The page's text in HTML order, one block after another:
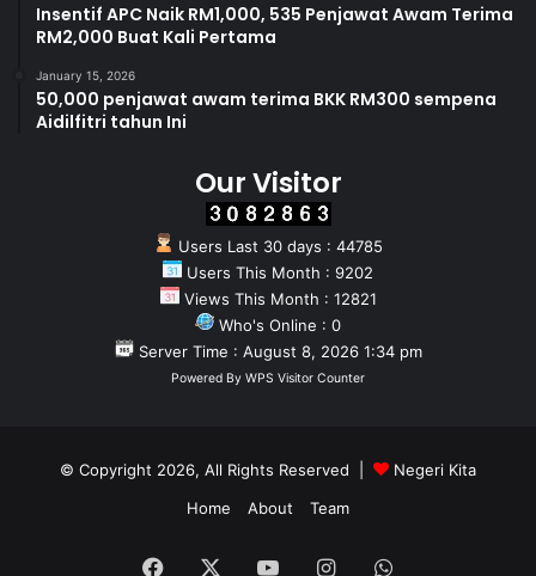
Insentif APC Naik RM1,000, 535 Penjawat Awam Terima
RM2,000 Buat Kali Pertama
January 15, 2026
50,000 penjawat awam terima BKK RM300 sempena
Aidilfitri tahun Ini
Our Visitor
Users Last 30 days : 44785
Users This Month : 9202
Views This Month : 12821
Who's Online : 0
Server Time : August 8, 2026 1:34 pm
Powered By WPS Visitor Counter
© Copyright 2026, All Rights Reserved |
Negeri Kita
Home
About Team
Facebook YouTubeInstagramWhatsApp